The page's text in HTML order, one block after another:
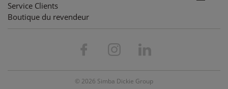
Service Clients
Boutique du revendeur
© 2026 Simba Dickie Group